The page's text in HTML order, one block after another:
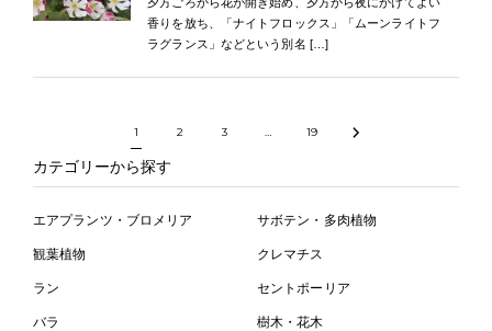
香りを放ち、「ナイトフロックス」「ムーンライトフ
ラグランス」などという別名 […]
1 2 3 … 19
カテゴリーから探す
エアプランツ・ブロメリア サボテン・多肉植物
観葉植物 クレマチス
ラン セントポーリア
バラ 樹木・花木